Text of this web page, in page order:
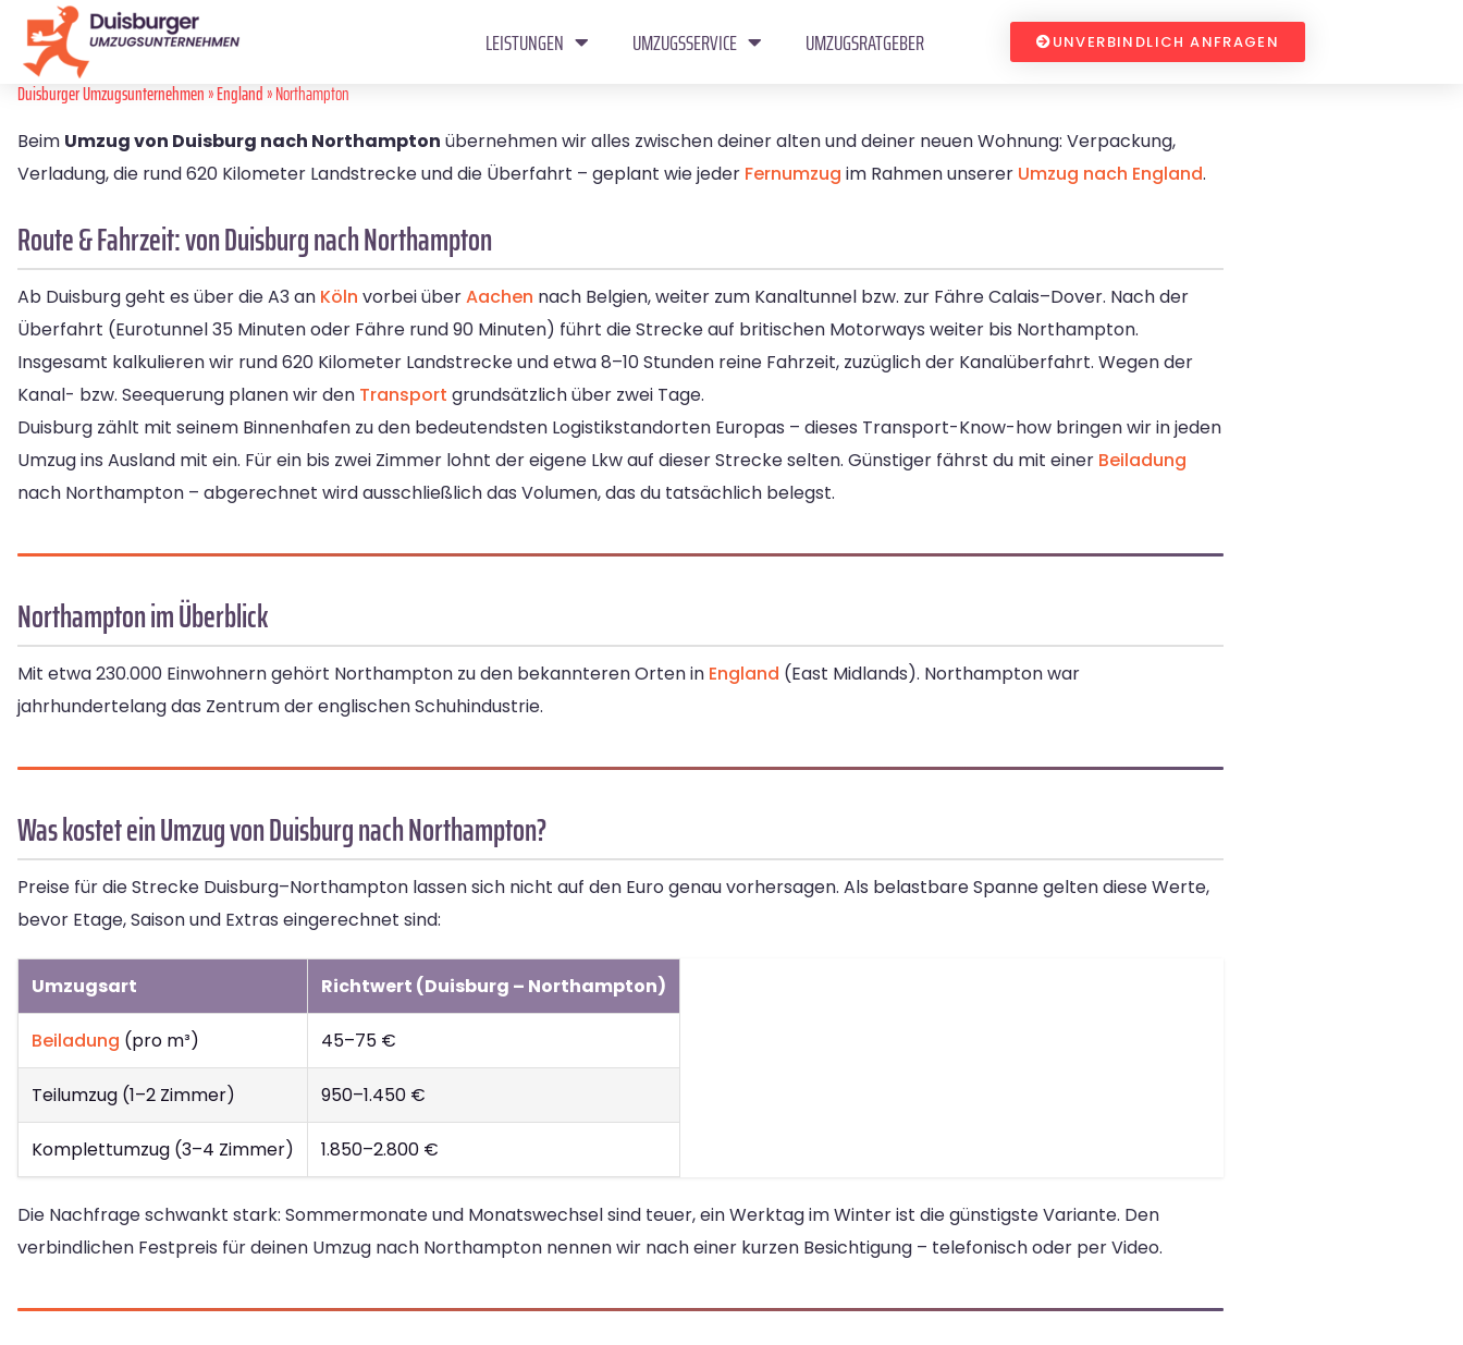
LEISTUNGEN UMZUGSSERVICE UMZUGSRATGEBER UNVERBINDLICH ANFRAGEN
Duisburger Umzugsunternehmen»England» Northampton
Beim Umzug von Duisburg nach Northampton übernehmen wir alles zwischen deiner alten und deiner neuen Wohnung: Verpackung,
Verladung, die rund 620 Kilometer Landstrecke und die Überfahrt – geplant wie jeder Fernumzug im Rahmen unserer Umzug nach England.
Route & Fahrzeit: von Duisburg nach Northampton
Ab Duisburg geht es über die A3 an Köln vorbei überAachen nach Belgien, weiter zum Kanaltunnel bzw. zur Fähre Calais–Dover. Nach der
Überfahrt (Eurotunnel 35 Minuten oder Fähre rund 90 Minuten) führt die Strecke auf britischen Motorways weiter bis Northampton.
Insgesamt kalkulieren wir rund 620 Kilometer Landstrecke und etwa 8–10 Stunden reine Fahrzeit, zuzüglich der Kanalüberfahrt. Wegen der
Kanal- bzw. Seequerung planen wir den Transport grundsätzlich über zwei Tage.
Duisburg zählt mit seinem Binnenhafen zu den bedeutendsten Logistikstandorten Europas – dieses Transport-Know-how bringen wir in jeden
Umzug ins Ausland mit ein. Für ein bis zwei Zimmer lohnt der eigene Lkw auf dieser Strecke selten. Günstiger fährst du mit einer Beiladung
nach Northampton – abgerechnet wird ausschließlich das Volumen, das du tatsächlich belegst.
Northampton im Überblick
Mit etwa 230.000 Einwohnern gehört Northampton zu den bekannteren Orten in England (East Midlands). Northampton war
jahrhundertelang das Zentrum der englischen Schuhindustrie.
Was kostet ein Umzug von Duisburg nach Northampton?
Preise für die Strecke Duisburg–Northampton lassen sich nicht auf den Euro genau vorhersagen. Als belastbare Spanne gelten diese Werte,
bevor Etage, Saison und Extras eingerechnet sind:
Umzugsart Richtwert (Duisburg – Northampton)
Beiladung (pro m³) 45–75 €
Teilumzug (1–2 Zimmer) 950–1.450 €
Komplettumzug (3–4 Zimmer) 1.850–2.800 €
Die Nachfrage schwankt stark: Sommermonate und Monatswechsel sind teuer, ein Werktag im Winter ist die günstigste Variante. Den
verbindlichen Festpreis für deinen Umzug nach Northampton nennen wir nach einer kurzen Besichtigung – telefonisch oder per Video.